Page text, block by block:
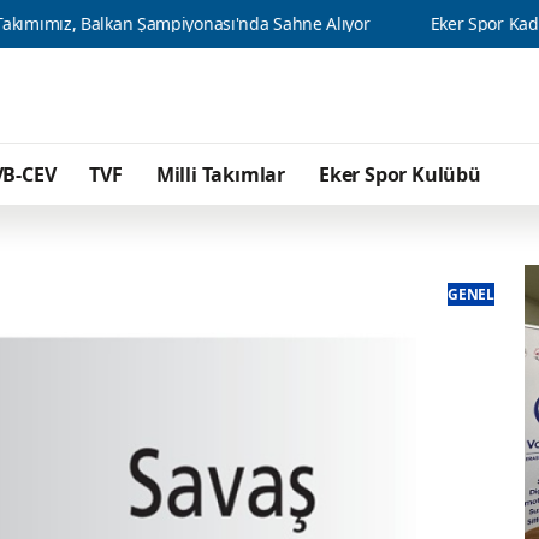
Sahne Alıyor Eker Spor Kadın Voleybol Takımı,
CEV TVF Milli Takımlar Eker Spor Kulübü
GENEL